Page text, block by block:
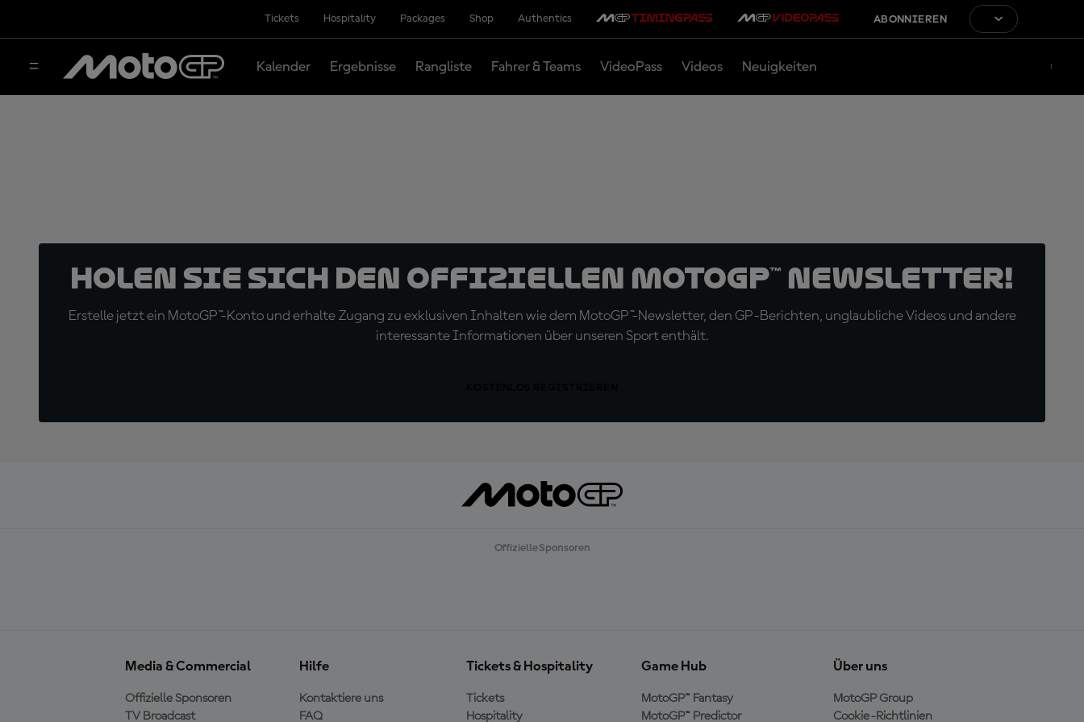
Tickets Hospitality Packages Shop Authentics ABONNIEREN
Kalender Ergebnisse Rangliste Fahrer & Teams VideoPass Videos Neuigkeiten
Holen Sie sich den offiziellen MotoGP™ Newsletter!
Erstelle jetzt ein MotoGP™-Konto und erhalte Zugang zu exklusiven Inhalten wie dem MotoGP™-Newsletter, den GP-Berichten, unglaubliche Videos und andere
interessante Informationen über unseren Sport enthält.
Offizielle Sponsoren
Media & Commercial
Offizielle Sponsoren
TV Broadcast
Hilfe
Kontaktiere uns
FAQ
Tickets & Hospitality
Tickets
Hospitality
Game Hub
MotoGP™ Fantasy
MotoGP™ Predictor
Über uns
MotoGP Group
Cookie-Richtlinien